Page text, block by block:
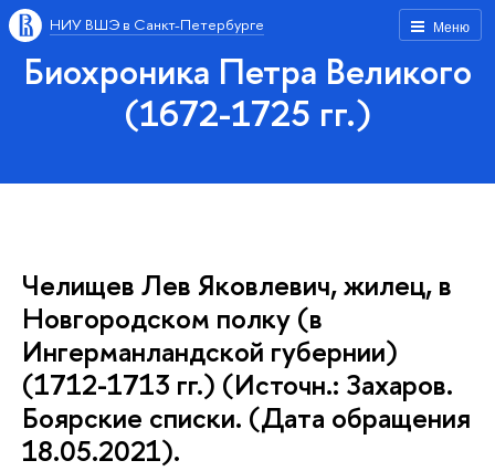
Меню
НИУ ВШЭ в Санкт-Петербурге
Биохроника Петра Великого
(1672-1725 гг.)
Челищев Лев Яковлевич, жилец, в
Новгородском полку (в
Ингерманландской губернии)
(1712-1713 гг.) (Источн.: Захаров.
Боярские списки. (Дата обращения
18.05.2021).